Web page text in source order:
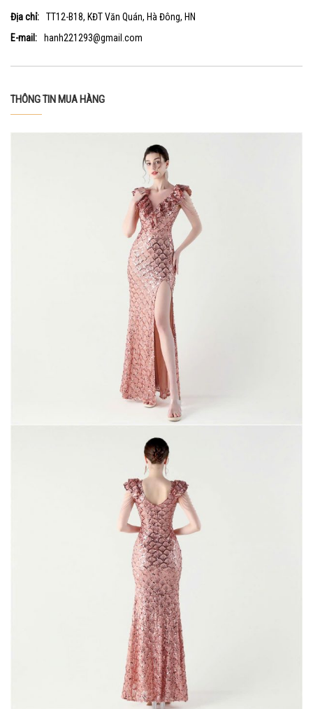
Địa chỉ:
TT12-B18, KĐT Văn Quán, Hà Đông, HN
E-mail:
hanh221293@gmail.com
THÔNG TIN MUA HÀNG